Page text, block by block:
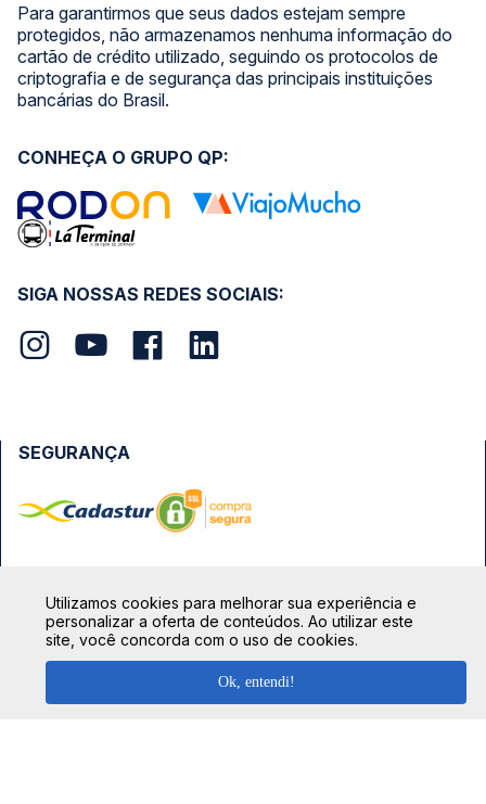
Para garantirmos que seus dados estejam sempre
protegidos, não armazenamos nenhuma informação do
cartão de crédito utilizado, seguindo os protocolos de
criptografia e de segurança das principais instituições
bancárias do Brasil.
SIGA NOSSAS REDES SOCIAIS:
CONHEÇA O GRUPO QP:
SEGURANÇA
Utilizamos cookies para melhorar sua experiência e
personalizar a oferta de conteúdos. Ao utilizar este
site, você concorda com o uso de cookies.
Ok, entendi!